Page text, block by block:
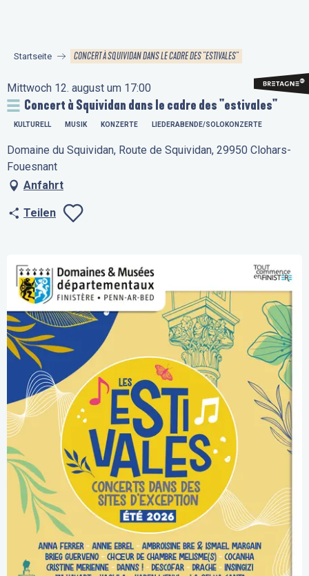
principal
Startseite CONCERT À SQUIVIDAN DANS LE CADRE DES "ESTIVALES"
Mittwoch 12. august um 17:00
Concert à Squividan dans le cadre des "estivales"
KULTURELL MUSIK KONZERTE LIEDERABENDE/SOLOKONZERTE
Domaine du Squividan, Route de Squividan, 29950 Clohars-
Fouesnant
Anfahrt
Teilen